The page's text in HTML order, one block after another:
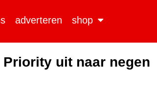
adverteren shop
uit naar negen